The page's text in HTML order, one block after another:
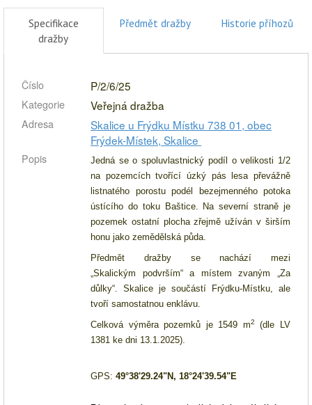
Specifikace
dražby
Předmět dražby Historie příhozů
Číslo P/2/6/25
Kategorie Veřejná dražba
Adresa
Skalice u Frýdku Místku 738 01, obec
Frýdek-Místek, Skalice
Popis Jedná se ospoluvlastnický podíl o velikosti 1/2
napozemcích tvořící úzký pás lesa převážně
listnatého porostu podél bezejmenného potoka
ústícího do toku Baštice. Na severní straně je
pozemek ostatní plocha zřejmě užíván v širším
honu jako zemědělská půda.
Předmět dražby se nachází mezi
„Skalickým podvrším“ a místem zvaným „Za
důlky“. Skalice je součástí Frýdku-Místku, ale
tvoří samostatnou enklávu.
Celková výměra pozemků je 1549 m2
(dle LV
1381 ke dni 13.1.2025).
GPS: 49°38'29.24"N, 18°24'39.54"E